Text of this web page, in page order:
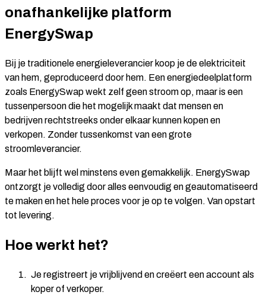
onafhankelijke platform
EnergySwap
Bij je traditionele energieleverancier koop je de elektriciteit
van hem, geproduceerd door hem. Een energiedeelplatform
zoals EnergySwap wekt zelf geen stroom op, maar is een
tussenpersoon die het mogelijk maakt dat mensen en
bedrijven rechtstreeks onder elkaar kunnen kopen en
verkopen. Zonder tussenkomst van een grote
stroomleverancier.
Maar het blijft wel minstens even gemakkelijk. EnergySwap
ontzorgt je volledig door alles eenvoudig en geautomatiseerd
te maken en het hele proces voor je op te volgen. Van opstart
tot levering.
Hoe werkt het?
Je registreert je vrijblijvend en creëert een account als
koper of verkoper.